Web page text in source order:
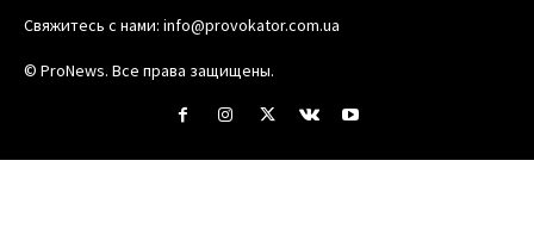
Свяжитесь с нами: info@provokator.com.ua
© ProNews. Все права защищены.